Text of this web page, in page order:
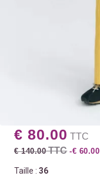
€ 80.00 TTC
€ 140.00TTC -€ 60.00
Taille : 36